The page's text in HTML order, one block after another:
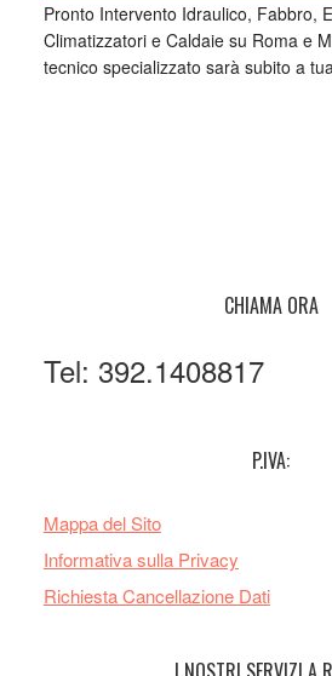
Pronto Intervento Idraulico, Fabbro,
Climatizzatori e Caldaie su Roma e
tecnico specializzato sarà subito a
CHIAMA ORA
Tel: 392.1408817
P.IVA:
Mappa del Sito
Informativa sulla Privacy
Richiesta Cancellazione Dati